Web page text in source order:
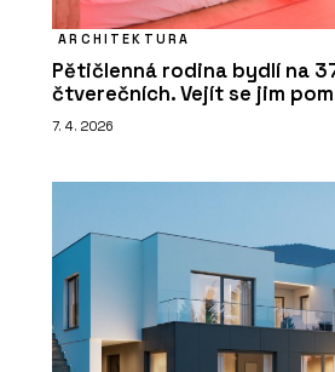
ARCHITEKTURA
Pětičlenná rodina bydlí na
čtverečních. Vejít se jim
7. 4. 2026